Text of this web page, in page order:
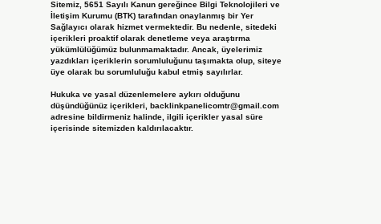
Sitemiz, 5651 Sayılı Kanun gereğince Bilgi Teknolojileri ve
İletişim Kurumu (BTK) tarafından onaylanmış bir Yer
Sağlayıcı olarak hizmet vermektedir. Bu nedenle, sitedeki
içerikleri proaktif olarak denetleme veya araştırma
yükümlülüğümüz bulunmamaktadır. Ancak, üyelerimiz
yazdıkları içeriklerin sorumluluğunu taşımakta olup, siteye
üye olarak bu sorumluluğu kabul etmiş sayılırlar.
Hukuka ve yasal düzenlemelere aykırı olduğunu
düşündüğünüz içerikleri, backlinkpanelicomtr@gmail.com
adresine bildirmeniz halinde, ilgili içerikler yasal süre
içerisinde sitemizden kaldırılacaktır.